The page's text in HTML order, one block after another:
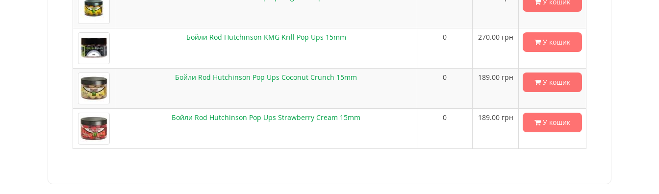
Бойли Rod Hutchinson KMG Krill Pop Ups 15mm 0 270.00грн
У кошик
Бойли Rod Hutchinson Pop Ups Coconut Crunch 15mm 0 189.00грн
У кошик
Бойли Rod Hutchinson Pop Ups Strawberry Cream 15mm 0 189.00грн
У кошик